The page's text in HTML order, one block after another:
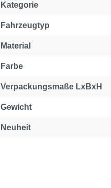
Kategorie
Fahrzeugtyp
Material
Farbe
Verpackungsmaße LxBxH
Gewicht
Neuheit